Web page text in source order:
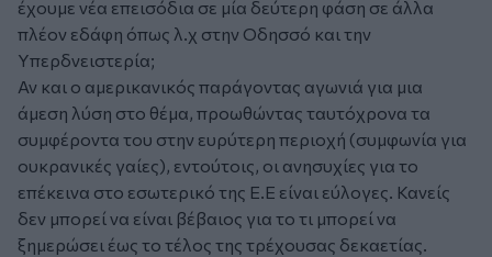
έχουμε νέα επεισόδια σε μία δεύτερη φάση σε άλλα
πλέον εδάφη όπως λ.χ στην Οδησσό και την
Υπερδνειστερία;
Αν και ο αμερικανικός παράγοντας αγωνιά για μια
άμεση λύση στο θέμα, προωθώντας ταυτόχρονα τα
συμφέροντα του στην ευρύτερη περιοχή (συμφωνία για
ουκρανικές γαίες), εντούτοις, οι ανησυχίες για το
επέκεινα στο εσωτερικό της Ε.Ε είναι εύλογες. Κανείς
δεν μπορεί να είναι βέβαιος για το τι μπορεί να
ξημερώσει έως το τέλος της τρέχουσας δεκαετίας.